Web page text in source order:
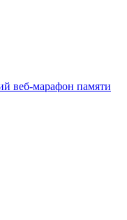
веб-марафон памяти